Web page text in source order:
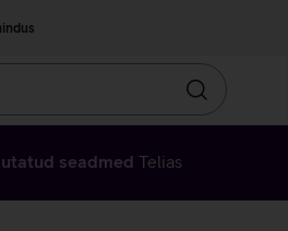
Otsin
seadmed Telias